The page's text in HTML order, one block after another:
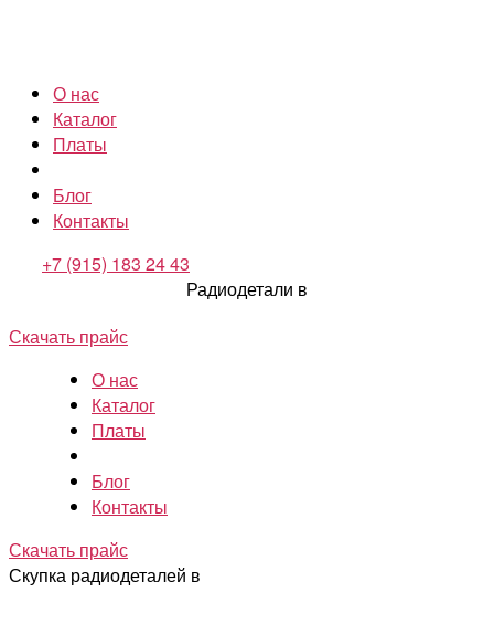
О нас
Каталог
Платы
Блог
Контакты
+7 (915) 183 24 43
Радиодетали в
Скачать прайс
О нас
Каталог
Платы
Блог
Контакты
Скачать прайс
Скупка радиодеталей в